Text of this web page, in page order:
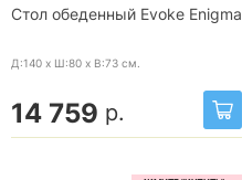
Стол обеденный Evoke Enigma
Д:140 x Ш:80 x В:73 см.
14 759 р.